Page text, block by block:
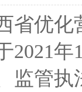
优化
2021
监管